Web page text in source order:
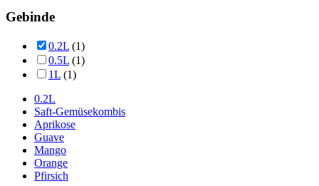
Gebinde
0.2L (1)
0.5L (1)
1L (1)
0.2L
Saft-Gemüsekombis
Aprikose
Guave
Mango
Orange
Pfirsich